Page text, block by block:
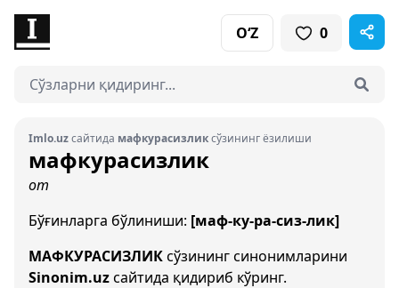
O‘Z 0
Imlo.uzсайтида мафкурасизликсўзининг ёзилиши
мафкурасизлик
от
Бўғинларга бўлиниши: [маф-ку-ра-сиз-лик]
МАФКУРАСИЗЛИКсўзининг синонимларини
Sinonim.uzсайтида қидириб кўринг.